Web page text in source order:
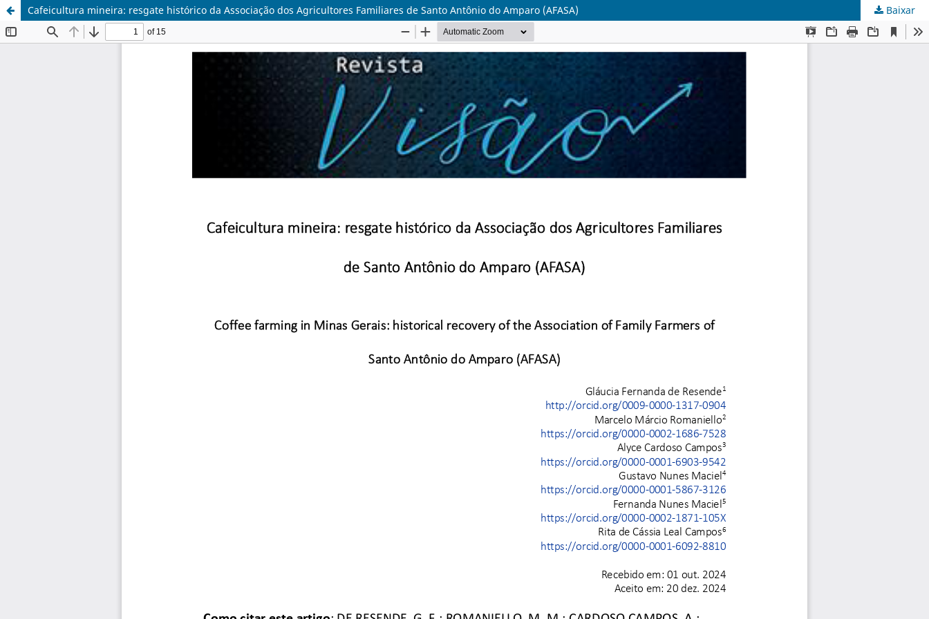
Cafeicultura mineira: resgate histórico da Associação dos Agricultores Familiares de Santo Antônio do Amparo (AFASA) Baixar